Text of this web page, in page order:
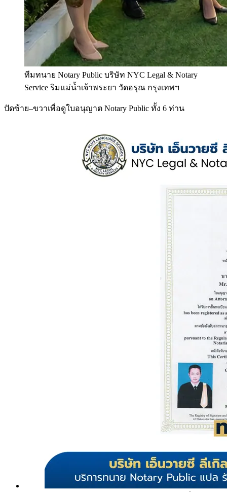
ทีมทนาย Notary Public บริษัท NYC Legal & Notary
Service ริมแม่น้ำเจ้าพระยา วัดอรุณ กรุงเทพฯ
ปัดซ้าย–ขวาเพื่อดูใบอนุญาต Notary Public ทั้ง 6 ท่าน